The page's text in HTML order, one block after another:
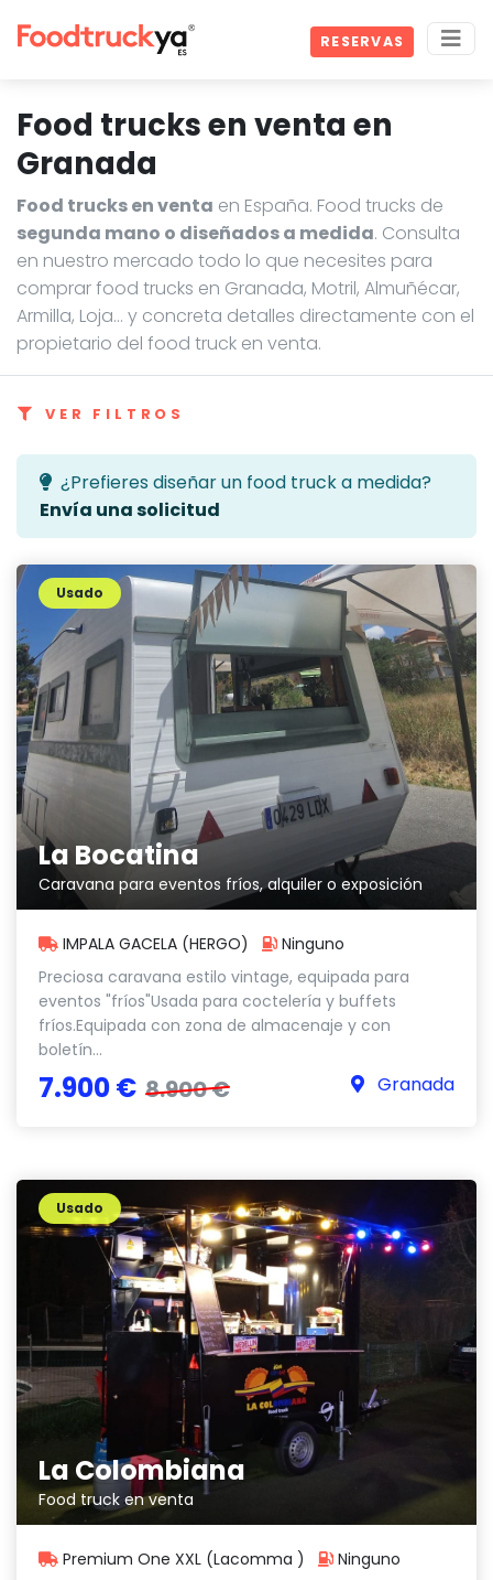
RESERVAS
Food trucks en venta en
Granada
Food trucks en venta en España. Food trucks de
segunda mano o diseñados a medida. Consulta
en nuestro mercado todo lo que necesites para
comprar food trucks en Granada, Motril, Almuñécar,
Armilla, Loja… y concreta detalles directamente con el
propietario del food truck en venta.
VER FILTROS
¿Prefieres diseñar un food truck a medida?
Envía una solicitud
La Bocatina
Caravana para eventos fríos, alquiler o exposición
Usado
IMPALA GACELA (HERGO)
Ninguno
Preciosa caravana estilo vintage, equipada para
eventos "fríos"Usada para coctelería y buffets
fríos.Equipada con zona de almacenaje y con
boletín...
7.900 € 8.900 € Granada
La Colombiana
Food truck en venta
Usado
Premium One XXL (Lacomma )
Ninguno